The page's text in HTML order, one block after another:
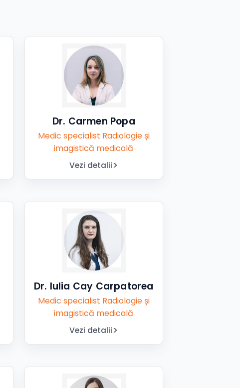
Dr. Carmen Popa
Medic specialist Radiologie și
imagistică medicală
Vezi detalii
Dr. Iulia Cay Carpatorea
Medic specialist Radiologie și
imagistică medicală
Vezi detalii